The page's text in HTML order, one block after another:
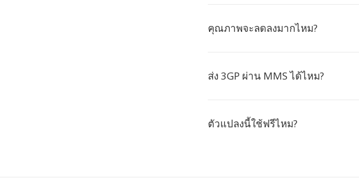
คุณภาพจะลดลงมากไหม?
ส่ง 3GP ผ่าน MMS ได้ไหม?
ตัวแปลงนี้ใช้ฟรีไหม?